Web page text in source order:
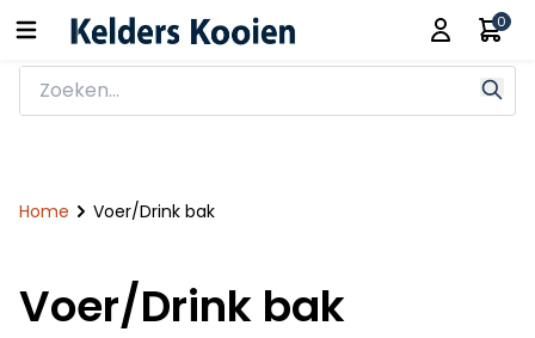
0
Home Voer/Drink bak
Voer/Drink bak